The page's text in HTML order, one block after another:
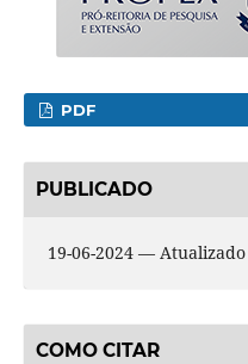
PDF
PUBLICADO
19-06-2024 — Atualizado
COMO CITAR